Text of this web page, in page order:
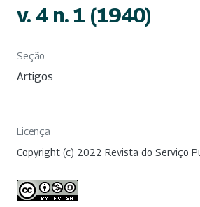
v. 4 n. 1 (1940)
Seção
Artigos
Licença
Copyright (c) 2022 Revista do Serviço